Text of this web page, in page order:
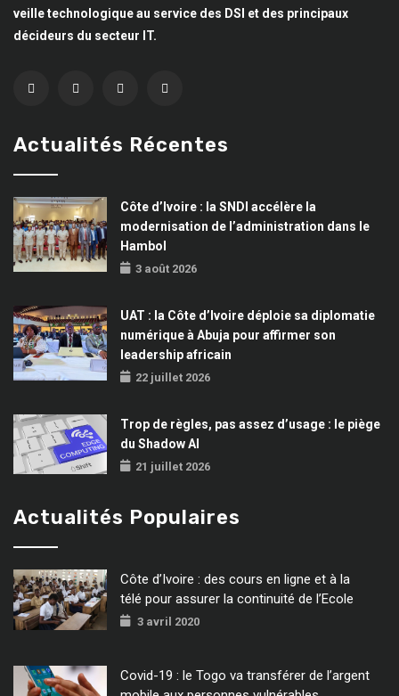
veille technologique au service des DSI et des principaux
décideurs du secteur IT.
Actualités Récentes
Côte d’Ivoire : la SNDI accélère la
modernisation de l’administration dans le
Hambol
3 août 2026
UAT : la Côte d’Ivoire déploie sa diplomatie
numérique à Abuja pour affirmer son
leadership africain
22 juillet 2026
Trop de règles, pas assez d’usage : le piège
du Shadow AI
21 juillet 2026
Actualités Populaires
Côte d’Ivoire : des cours en ligne et à la
télé pour assurer la continuité de l’Ecole
3 avril 2020
Covid-19 : le Togo va transférer de l’argent